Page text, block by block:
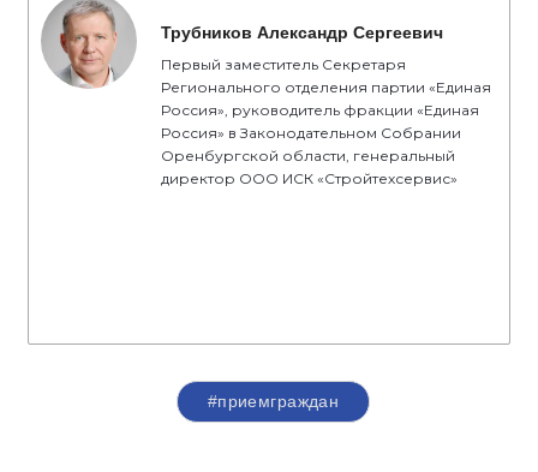
Трубников Александр Сергеевич
Первый заместитель Секретаря
Регионального отделения партии «Единая
Россия», руководитель фракции «Единая
Россия» в Законодательном Собрании
Оренбургской области, генеральный
директор ООО ИСК «Стройтехсервис»
#приемграждан